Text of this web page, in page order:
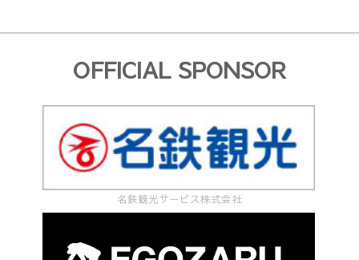
OFFICIAL SPONSOR
名鉄観光サービス株式会社